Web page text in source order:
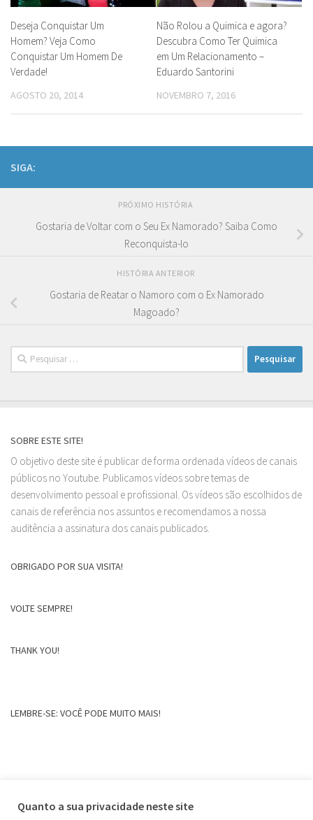
Deseja Conquistar Um
Homem? Veja Como
Conquistar Um Homem De
Verdade!
AGOSTO 20, 2014
Não Rolou a Quimica e agora?
Descubra Como Ter Quimica
em Um Relacionamento –
Eduardo Santorini
NOVEMBRO 7, 2016
SIGA:
PRÓXIMO HISTÓRIA
Gostaria de Voltar com o Seu Ex Namorado? Saiba Como
Reconquista-lo
HISTÓRIA ANTERIOR
Gostaria de Reatar o Namoro com o Ex Namorado
Magoado?
Pesquisar
por:
SOBRE ESTE SITE!
O objetivo deste site é publicar de forma ordenada vídeos de canais
públicos no Youtube. Publicamos vídeos sobre temas de
desenvolvimento pessoal e profissional. Os vídeos são escolhidos de
canais de referência nos assuntos e recomendamos a nossa
auditência a assinatura dos canais publicados.
OBRIGADO POR SUA VISITA!
VOLTE SEMPRE!
THANK YOU!
LEMBRE-SE: VOCÊ PODE MUITO MAIS!
Quanto a sua privacidade neste site